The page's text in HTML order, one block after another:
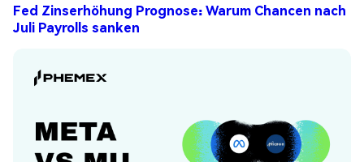
Fed Zinserhöhung Prognose: Warum Chancen nach
Juli Payrolls sanken